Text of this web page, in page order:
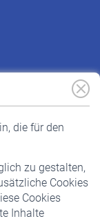
die für den
zu gestalten,
Cookies
Cookies
Inhalte